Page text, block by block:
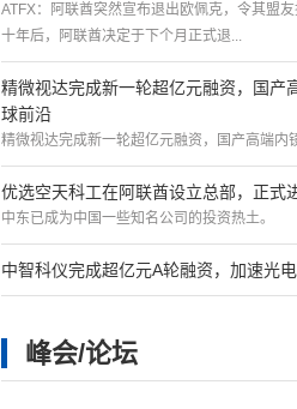
ATFX：阿联酋突然宣布退出欧佩克，令其盟
十年后，阿联酋决定于下个月正式退...
精微视达完成新一轮超亿元融资，国产
球前沿
精微视达完成新一轮超亿元融资，国产高端内
优选空天科工在阿联酋设立总部，正式
中东已成为中国一些知名公司的投资热土。
中智科仪完成超亿元A轮融资，加速光
峰会/论坛